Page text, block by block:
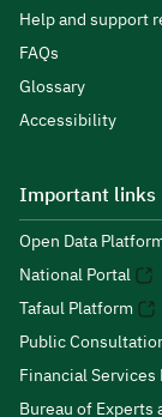
Help and support
FAQs
Glossary
Accessibility
Important links
Open Data
National Portal
Tafaul Platform
Public
Financial
Bureau of